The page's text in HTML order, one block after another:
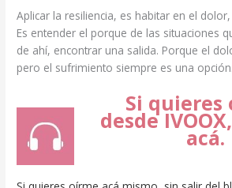
Aplicar la resiliencia, es habitar en el
Es entender el porque de las situaciones
de ahí, encontrar una salida. Porque el
pero el sufrimiento siempre es una opción.
Si quieres
desde
acá.